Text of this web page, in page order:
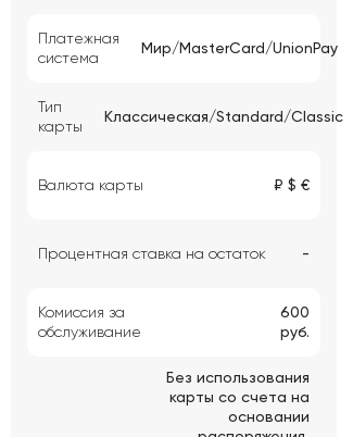
Платежная
система
Мир/MasterCard/UnionPay
Тип
карты
Классическая/Standard/Classic
Валюта карты ₽ $ €
Процентная ставка на остаток -
Комиссия за
обслуживание
600
руб.
Без использования
карты со счета на
основании